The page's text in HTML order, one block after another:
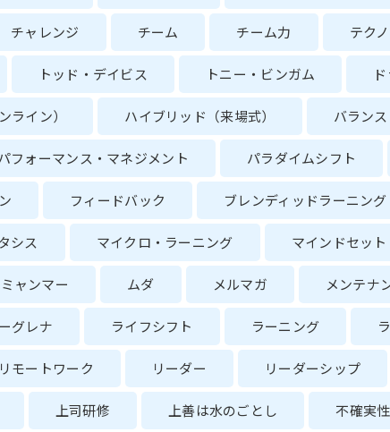
チャレンジ チーム チーム力 テク
トッド・デイビス トニー・ビンガム
ライン） ハイブリッド（来場式） バランス
フォーマンス・マネジメント パラダイムシフト
フィードバック ブレンディッドラーニング
シス マイクロ・ラーニング マインドセット
ミャンマー ムダ メルマガ メンテナ
グレナ ライフシフト ラーニング
リモートワーク リーダー リーダーシップ
上司研修 上善は水のごとし 不確実性